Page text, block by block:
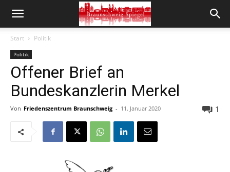
Start Politik
Politik
Offener Brief an
Bundeskanzlerin Merkel
Von Friedenszentrum Braunschweig - 11. Januar 2020 1